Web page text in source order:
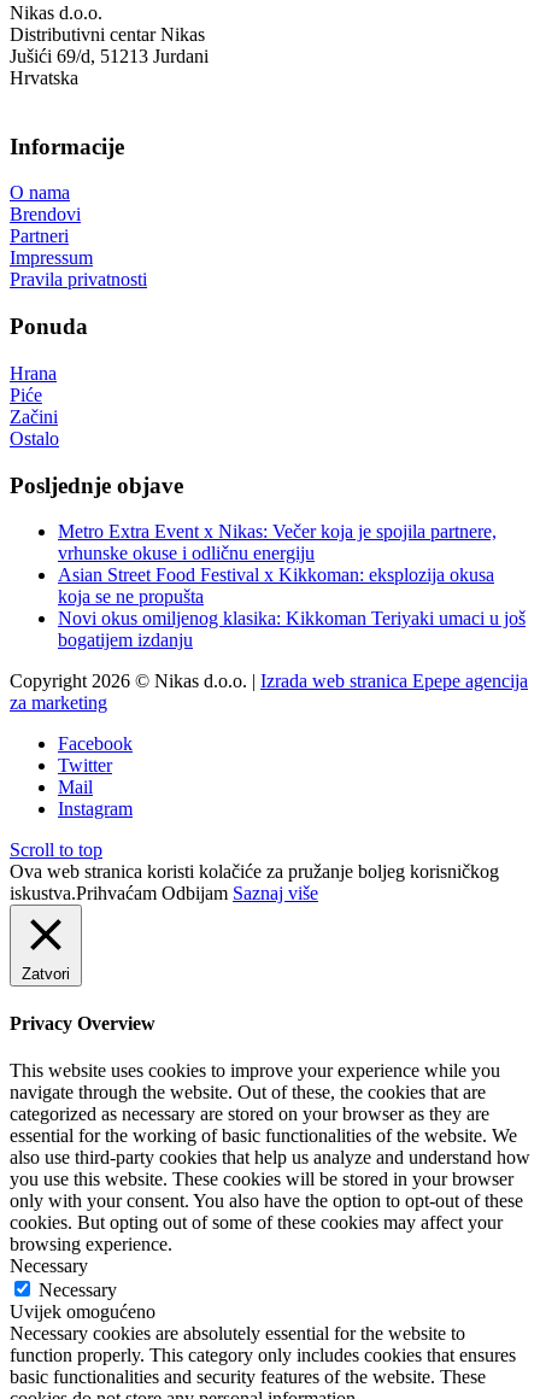
Nikas d.o.o.
Distributivni centar Nikas
Jušići 69/d, 51213 Jurdani
Hrvatska
Informacije
O nama
Brendovi
Partneri
Impressum
Pravila privatnosti
Ponuda
Hrana
Piće
Začini
Ostalo
Posljednje objave
Metro Extra Event x Nikas: Večer koja je spojila partnere,
vrhunske okuse i odličnu energiju
Asian Street Food Festival x Kikkoman: eksplozija okusa
koja se ne propušta
Novi okus omiljenog klasika: Kikkoman Teriyaki umaci u još
bogatijem izdanju
Copyright 2026 © Nikas d.o.o. | Izrada web stranica Epepe agencija
za marketing
Facebook
Twitter
Mail
Instagram
Scroll to top
Ova web stranica koristi kolačiće za pružanje boljeg korisničkog
iskustva.Prihvaćam Odbijam Saznaj više
Zatvori
Privacy Overview
This website uses cookies to improve your experience while you
navigate through the website. Out of these, the cookies that are
categorized as necessary are stored on your browser as they are
essential for the working of basic functionalities of the website. We
also use third-party cookies that help us analyze and understand how
you use this website. These cookies will be stored in your browser
only with your consent. You also have the option to opt-out of these
cookies. But opting out of some of these cookies may affect your
browsing experience.
Necessary
Necessary
Uvijek omogućeno
Necessary cookies are absolutely essential for the website to
function properly. This category only includes cookies that ensures
basic functionalities and security features of the website. These